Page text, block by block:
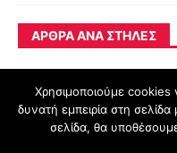
ΆΡΘΡΑ ΑΝΆ ΣΤΉΛΕΣ
Χρησιμοποιούμε
δυνατή εμπειρία στη
σελίδα, θα